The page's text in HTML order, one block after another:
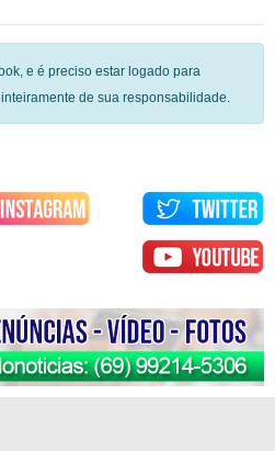
e é preciso estar logado para
de sua responsabilidade.